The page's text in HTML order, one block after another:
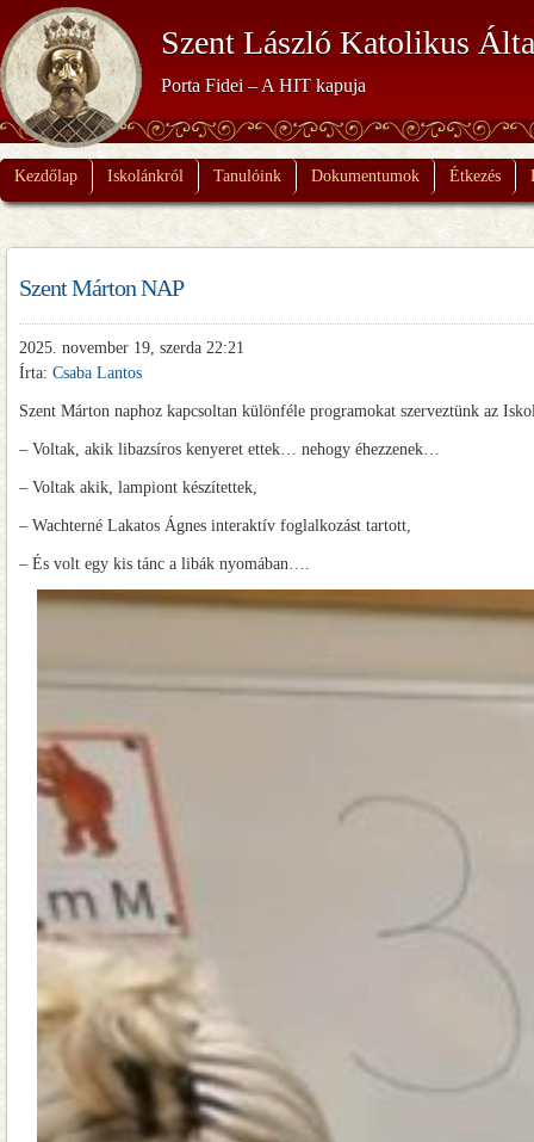
Szent László Katolikus
Porta Fidei – A HIT kapuja
Kezdőlap Iskolánkról Tanulóink Dokumentumok Étkezés
Szent Márton NAP
2025. november 19, szerda 22:21
Írta: Csaba Lantos
Szent Márton naphoz kapcsoltan különféle programokat szerveztünk az
– Voltak, akik libazsíros kenyeret ettek… nehogy éhezzenek…
– Voltak akik, lampiont készítettek,
– Wachterné Lakatos Ágnes interaktív foglalkozást tartott,
– És volt egy kis tánc a libák nyomában….